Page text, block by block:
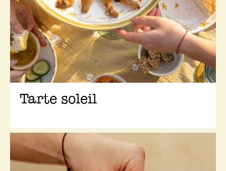
Tarte soleil